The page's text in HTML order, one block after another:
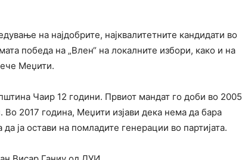
на најдобрите, најквалитетните кандидати во
победа на „Влен“ на локалните избори, како и на
Меџити.
Чаир 12 години. Првиот мандат го доби во 2005
2017 година, Меџити изјави дека нема да бара
ја остави на помладите генерации во партијата.